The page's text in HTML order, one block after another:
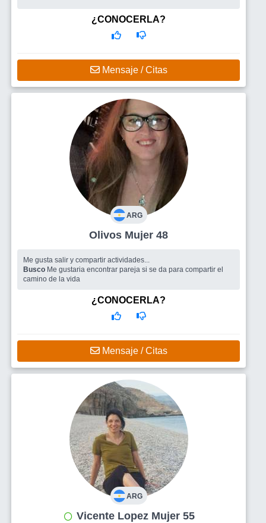
¿CONOCERLA?
Mensaje / Citas
ARG
Olivos Mujer 48
Me gusta salir y compartir actividades...
Busco Me gustaria encontrar pareja si se da para compartir el
camino de la vida
¿CONOCERLA?
Mensaje / Citas
ARG
Vicente Lopez Mujer 55